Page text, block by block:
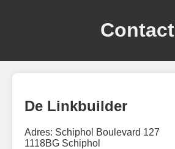
Contact
De Linkbuilder
Adres: Schiphol Boulevard 127
1118BG Schiphol